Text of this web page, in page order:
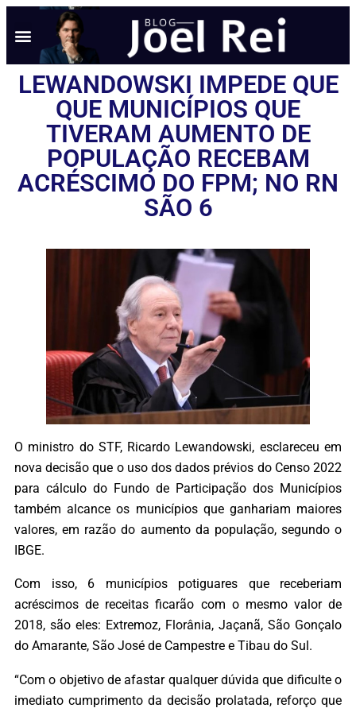
LEWANDOWSKI IMPEDE QUE
QUE MUNICÍPIOS QUE
TIVERAM AUMENTO DE
POPULAÇÃO RECEBAM
ACRÉSCIMO DO FPM; NO RN
SÃO 6
O ministro do STF, Ricardo Lewandowski, esclareceu em
nova decisão que o uso dos dados prévios do Censo 2022
para cálculo do Fundo de Participação dos Municípios
também alcance os municípios que ganhariam maiores
valores, em razão do aumento da população, segundo o
IBGE.
Com isso, 6 municípios potiguares que receberiam
acréscimos de receitas ficarão com o mesmo valor de
2018, são eles: Extremoz, Florânia, Jaçanã, São Gonçalo
do Amarante, São José de Campestre e Tibau do Sul.
“Com o objetivo de afastar qualquer dúvida que dificulte o
imediato cumprimento da decisão prolatada, reforço que